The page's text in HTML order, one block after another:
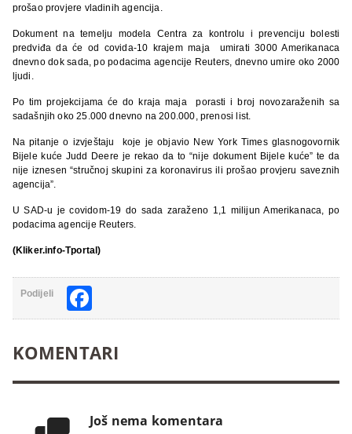
prošao provjere vladinih agencija.
Dokument na temelju modela Centra za kontrolu i prevenciju bolesti
predviđa da će od covida-10 krajem maja umirati 3000 Amerikanaca
dnevno dok sada, po podacima agencije Reuters, dnevno umire oko 2000
ljudi.
Po tim projekcijama će do kraja maja porasti i broj novozaraženih sa
sadašnjih oko 25.000 dnevno na 200.000, prenosi list.
Na pitanje o izvještaju koje je objavio New York Times glasnogovornik
Bijele kuće Judd Deere je rekao da to “nije dokument Bijele kuće” te da
nije iznesen “stručnoj skupini za koronavirus ili prošao provjeru saveznih
agencija”.
U SAD-u je covidom-19 do sada zaraženo 1,1 milijun Amerikanaca, po
podacima agencije Reuters.
(Kliker.info-Tportal)
Podijeli
KOMENTARI
Još nema komentara